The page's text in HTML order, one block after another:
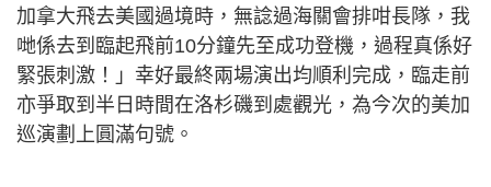
加拿大飛去美國過境時，無諗過海關會排咁長隊，我
哋係去到臨起飛前10分鐘先至成功登機，過程真係好
緊張刺激！」幸好最終兩場演出均順利完成，臨走前
亦爭取到半日時間在洛杉磯到處觀光，為今次的美加
巡演劃上圓滿句號。